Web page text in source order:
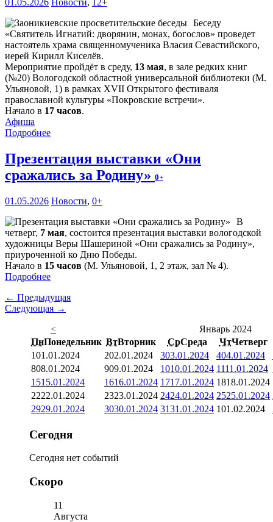
01.05.2026 Новости,
12+
Беседу
«Святитель Игнатий: дворянин, монах, богослов» проведет
настоятель храма священномученика Власия Севастийского,
иерей Кирилл Киселёв.
Мероприятие пройдёт в среду, 13 мая, в зале редких книг
(№20) Вологодской областной универсальной библиотеки (М.
Ульяновой, 1) в рамках XVII Открытого фестиваля
православной культуры «Покровские встречи».
Начало в 17 часов.
Афиша
Подробнее
Презентация выставки «Они
сражались за Родину» 0+
01.05.2026 Новости, 0+
В
четверг, 7 мая, состоится презентация выставки вологодской
художницы Веры Шашериной «Они сражались за Родину»,
приуроченной ко Дню Победы.
Начало в 15 часов (М. Ульяновой, 1, 2 этаж, зал № 4).
Подробнее
← Предыдущая
Следующая →
<
Январь 2024
ПнПонедельник ВтВторник СрСреда ЧтЧетверг
101.01.2024 202.01.2024 303.01.2024 404.01.2024
808.01.2024 909.01.2024 1010.01.2024 1111.01.2024
1515.01.2024 1616.01.2024 1717.01.2024 1818.01.2024
2222.01.2024 2323.01.2024 2424.01.2024 2525.01.2024
2929.01.2024 3030.01.2024 3131.01.2024 101.02.2024
Сегодня
Сегодня нет событий
Скоро
11
Августа